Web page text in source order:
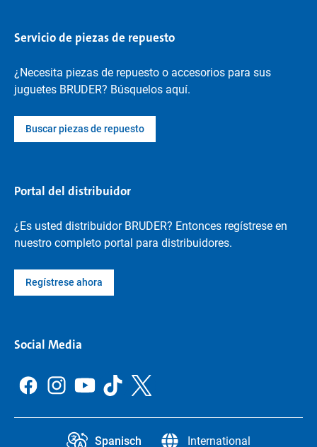
Servicio de piezas de repuesto
¿Necesita piezas de repuesto o accesorios para sus
juguetes BRUDER? Búsquelos aquí.
Buscar piezas de repuesto
Portal del distribuidor
¿Es usted distribuidor BRUDER? Entonces regístrese en
nuestro completo portal para distribuidores.
Regístrese ahora
Social Media
Spanisch International